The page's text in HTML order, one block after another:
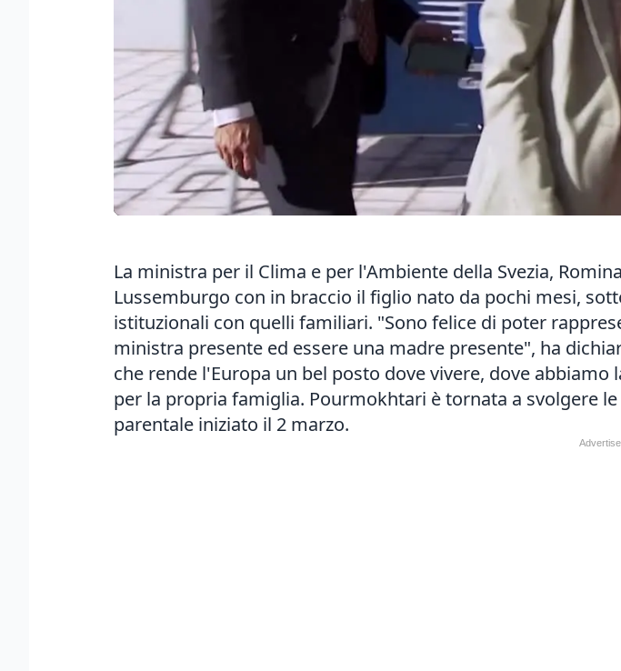
La ministra per il Clima e per l'Ambiente della Svezia,
Lussemburgo con in braccio il figlio nato da pochi mesi,
istituzionali con quelli familiari. "Sono felice di poter
ministra presente ed essere una madre presente", ha
che rende l'Europa un bel posto dove vivere, dove
per la propria famiglia. Pourmokhtari è tornata a svolgere
parentale iniziato il 2 marzo.